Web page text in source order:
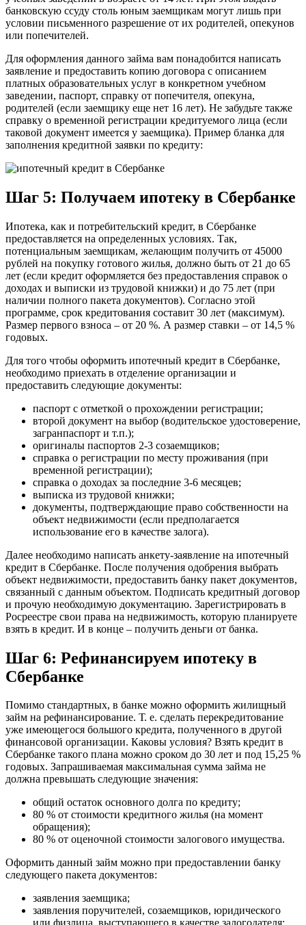
банковскую ссуду столь юным заемщикам могут лишь при
условии письменного разрешение от их родителей, опекунов
или попечителей.
Для оформления данного займа вам понадобится написать
заявление и предоставить копию договора с описанием
платных образовательных услуг в конкретном учебном
заведении, паспорт, справку от попечителя, опекуна,
родителей (если заемщику еще нет 16 лет). Не забудьте также
справку о временной регистрации кредитуемого лица (если
таковой документ имеется у заемщика). Пример бланка для
заполнения кредитной заявки по кредиту:
Шаг 5: Получаем ипотеку в Сбербанке
Ипотека, как и потребительский кредит, в Сбербанке
предоставляется на определенных условиях. Так,
потенциальным заемщикам, желающим получить от 45000
рублей на покупку готового жилья, должно быть от 21 до 65
лет (если кредит оформляется без предоставления справок о
доходах и выписки из трудовой книжки) и до 75 лет (при
наличии полного пакета документов). Согласно этой
программе, срок кредитования составит 30 лет (максимум).
Размер первого взноса – от 20 %. А размер ставки – от 14,5 %
годовых.
Для того чтобы оформить ипотечный кредит в Сбербанке,
необходимо приехать в отделение организации и
предоставить следующие документы:
паспорт с отметкой о прохождении регистрации;
второй документ на выбор (водительское удостоверение,
загранпаспорт и т.п.);
оригиналы паспортов 2-3 созаемщиков;
справка о регистрации по месту проживания (при
временной регистрации);
справка о доходах за последние 3-6 месяцев;
выписка из трудовой книжки;
документы, подтверждающие право собственности на
объект недвижимости (если предполагается
использование его в качестве залога).
Далее необходимо написать анкету-заявление на ипотечный
кредит в Сбербанке. После получения одобрения выбрать
объект недвижимости, предоставить банку пакет документов,
связанный с данным объектом. Подписать кредитный договор
и прочую необходимую документацию. Зарегистрировать в
Росреестре свои права на недвижимость, которую планируете
взять в кредит. И в конце – получить деньги от банка.
Шаг 6: Рефинансируем ипотеку в
Сбербанке
Помимо стандартных, в банке можно оформить жилищный
займ на рефинансирование. Т. е. сделать перекредитование
уже имеющегося большого кредита, полученного в другой
финансовой организации. Каковы условия? Взять кредит в
Сбербанке такого плана можно сроком до 30 лет и под 15,25 %
годовых. Запрашиваемая максимальная сумма займа не
должна превышать следующие значения:
общий остаток основного долга по кредиту;
80 % от стоимости кредитного жилья (на момент
обращения);
80 % от оценочной стоимости залогового имущества.
Оформить данный займ можно при предоставлении банку
следующего пакета документов:
заявления заемщика;
заявления поручителей, созаемщиков, юридического